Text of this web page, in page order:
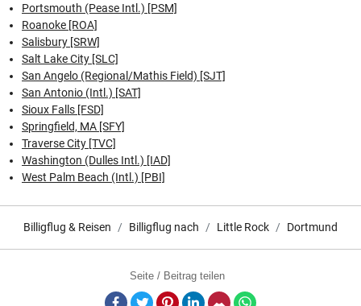
Portsmouth (Pease Intl.) [PSM]
Roanoke [ROA]
Salisbury [SRW]
Salt Lake City [SLC]
San Angelo (Regional/Mathis Field) [SJT]
San Antonio (Intl.) [SAT]
Sioux Falls [FSD]
Springfield, MA [SFY]
Traverse City [TVC]
Washington (Dulles Intl.) [IAD]
West Palm Beach (Intl.) [PBI]
Billigflug & Reisen Billigflug nach Little Rock Dortmund
Seite / Beitrag teilen
Facebook
TwitterPinterestLinkedInE-Mail